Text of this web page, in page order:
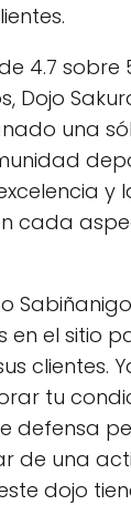
4.7
Dojo
una
y
cada
en el sitio
clientes.
tu
defensa
de una
dojo